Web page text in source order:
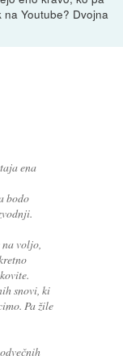
Youtube? Dvojna
ena
bodo
voljo,
snovi, ki
Pa žile